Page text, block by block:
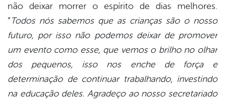
não deixar morrer o espírito de dias melhores.
“ Todos nós sabemos que as crianças são o nosso
futuro, por isso não podemos deixar de promover
um evento como esse, que vemos o brilho no olhar
dos pequenos, isso nos enche de força e
determinação de continuar trabalhando, investindo
na educação deles. Agradeço ao nosso secretariado